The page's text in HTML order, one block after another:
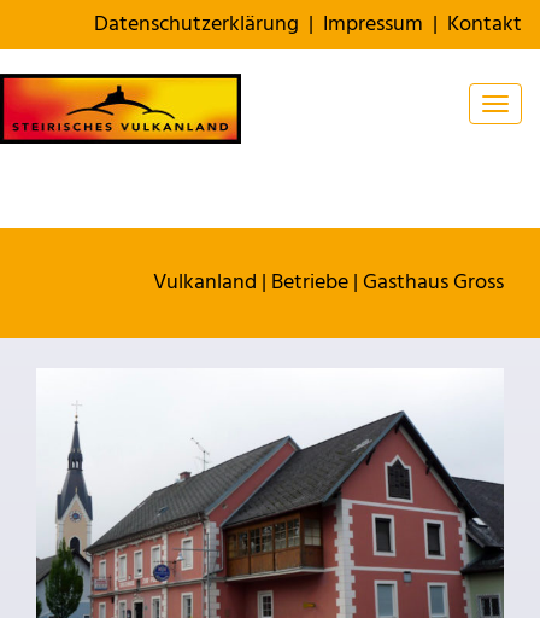
Datenschutzerklärung | Impressum | Kontakt
Vulkanland | Betriebe|Gasthaus Gross